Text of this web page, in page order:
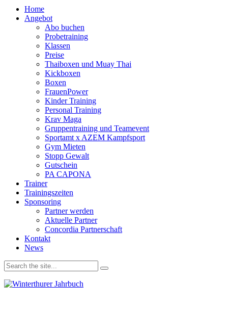
Home
Angebot
Abo buchen
Probetraining
Klassen
Preise
Thaiboxen und Muay Thai
Kickboxen
Boxen
FrauenPower
Kinder Training
Personal Training
Krav Maga
Gruppentraining und Teamevent
Sportamt x AZEM Kampfsport
Gym Mieten
Stopp Gewalt
Gutschein
PA CAPONA
Trainer
Trainingszeiten
Sponsoring
Partner werden
Aktuelle Partner
Concordia Partnerschaft
Kontakt
News